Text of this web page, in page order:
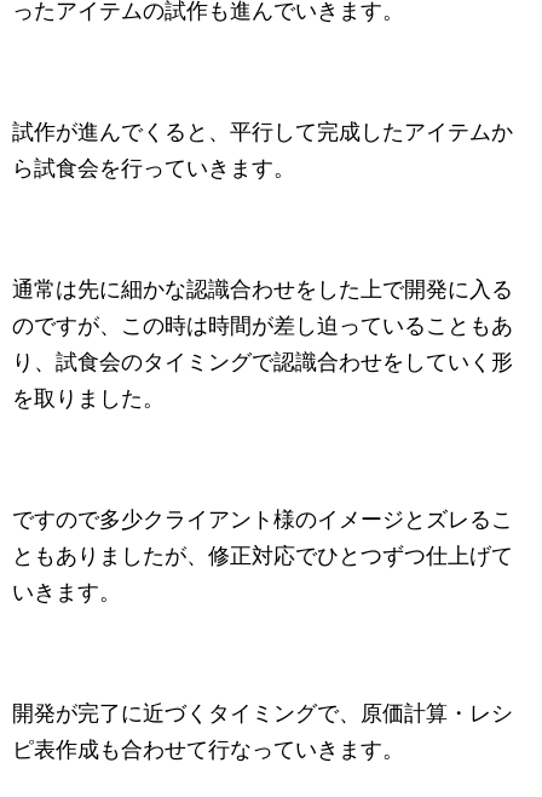
ったアイテムの試作も進んでいきます。
試作が進んでくると、平行して完成したアイテムか
ら試食会を行っていきます。
通常は先に細かな認識合わせをした上で開発に入る
のですが、この時は時間が差し迫っていることもあ
り、試食会のタイミングで認識合わせをしていく形
を取りました。
ですので多少クライアント様のイメージとズレるこ
ともありましたが、修正対応でひとつずつ仕上げて
いきます。
開発が完了に近づくタイミングで、原価計算・レシ
ピ表作成も合わせて行なっていきます。